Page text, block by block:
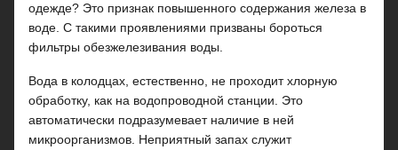
одежде? Это признак повышенного содержания железа в
воде. С такими проявлениями призваны бороться
фильтры обезжелезивания воды.
Вода в колодцах, естественно, не проходит хлорную
обработку, как на водопроводной станции. Это
автоматически подразумевает наличие в ней
микроорганизмов. Неприятный запах служит